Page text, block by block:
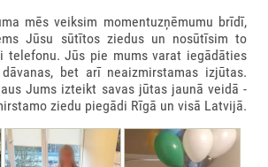
mēs veiksim momentuzņēmumu brīdī,
Jūsu sūtītos ziedus un nosūtīsim to
telefonu. Jūs pie mums varat iegādāties
bet arī neaizmirstamas izjūtas.
Jums izteikt savas jūtas jaunā veidā -
ziedu piegādi Rīgā un visā Latvijā.